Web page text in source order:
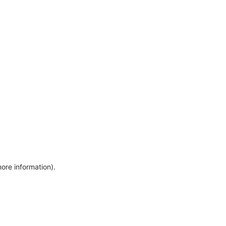
information).